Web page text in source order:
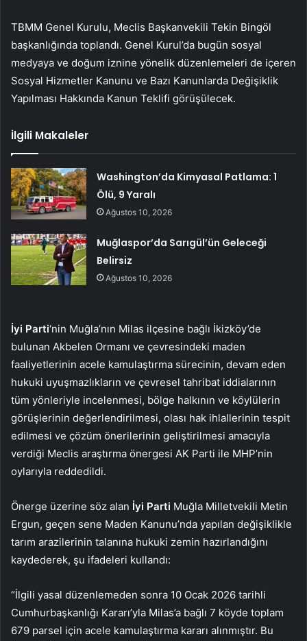
TBMM Genel Kurulu, Meclis Başkanvekili Tekin Bingöl
başkanlığında toplandı. Genel Kurul’da bugün sosyal
medyaya ve doğum iznine yönelik düzenlemeleri de içeren
Sosyal Hizmetler Kanunu ve Bazı Kanunlarda Değişiklik
Yapılması Hakkında Kanun Teklifi görüşülecek.
İlgili Makaleler
Washington’da Kimyasal Patlama: 1
Ölü, 9 Yaralı
Ağustos 10, 2026
Muğlaspor’da Sarıgül’ün Geleceği
Belirsiz
Ağustos 10, 2026
İyi Parti‘nin Muğla’nın Milas ilçesine bağlı İkizköy’de
bulunan Akbelen Ormanı ve çevresindeki maden
faaliyetlerinin acele kamulaştırma sürecinin, devam eden
hukuki uyuşmazlıkların ve çevresel tahribat iddialarının
tüm yönleriyle incelenmesi, bölge halkının ve köylülerin
görüşlerinin değerlendirilmesi, olası hak ihlallerinin tespit
edilmesi ve çözüm önerilerinin geliştirilmesi amacıyla
verdiği Meclis araştırma önergesi AK Parti ile MHP’nin
oylarıyla reddedildi.
Önerge üzerine söz alan İyi Parti Muğla Milletvekili Metin
Ergun, geçen sene Maden Kanunu’nda yapılan değişiklikle
tarım arazilerinin talanına hukuki zemin hazırlandığını
kaydederek, şu ifadeleri kullandı:
“İlgili yasal düzenlemeden sonra 10 Ocak 2026 tarihli
Cumhurbaşkanlığı Kararı’yla Milas’a bağlı 7 köyde toplam
679 parsel için acele kamulaştırma kararı alınmıştır. Bu